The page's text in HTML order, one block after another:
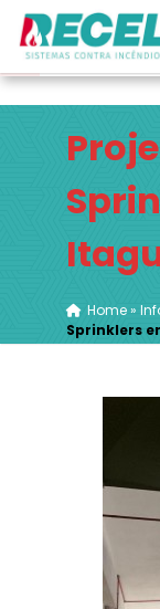
Home»
Sprinklers